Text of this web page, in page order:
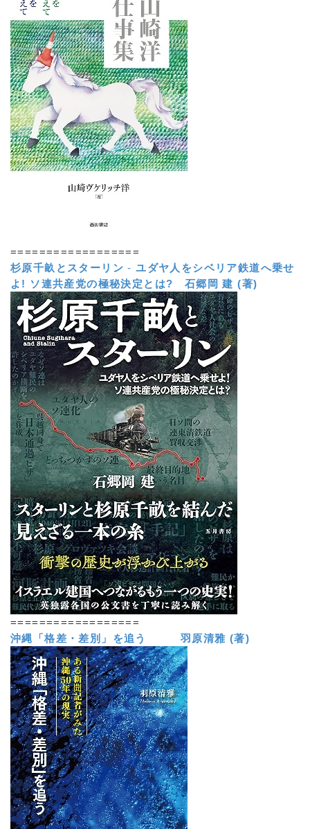
==================
杉原千畝とスターリン -ユダヤ人をシベリア鉄道へ乗せ
よ! ソ連共産党の極秘決定とは?
石郷岡 建 (著)
==================
沖縄「格差・差別」を追う 羽原清雅 (著)